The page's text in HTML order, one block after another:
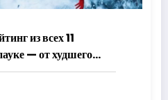
из всех 11
— от худшего